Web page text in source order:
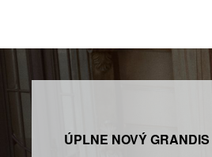
ÚPLNE NOVÝ GRANDIS